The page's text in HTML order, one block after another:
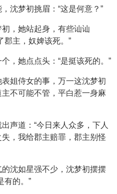
沈梦初挑眉：“这是何意？”
，她站起身，有些讪讪
郡主，奴婢该死。”
，她点点头：“是挺该死的。”
姐侍女的事，万一这沈梦初
不可能不管，平白惹一身麻
声道：“今日来人众多，下人
，我给郡主赔罪，郡主别怪
沈如星强不少，沈梦初摆摆
有的。”